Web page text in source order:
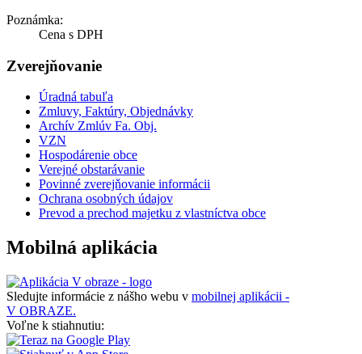
Poznámka:
Cena s DPH
Zverejňovanie
Úradná tabuľa
Zmluvy, Faktúry, Objednávky
Archív Zmlúv Fa. Obj.
VZN
Hospodárenie obce
Verejné obstarávanie
Povinné zverejňovanie informácii
Ochrana osobných údajov
Prevod a prechod majetku z vlastníctva obce
Mobilná aplikácia
Sledujte informácie z nášho webu v mobilnej aplikácii -
V OBRAZE.
Voľne k stiahnutiu: